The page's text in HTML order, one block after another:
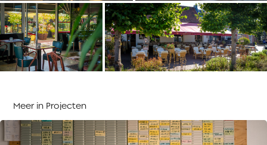
Meer in Projecten